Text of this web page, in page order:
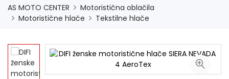
AS MOTO CENTER
Motoristična oblačila
Motoristične hlače
Tekstilne hlače